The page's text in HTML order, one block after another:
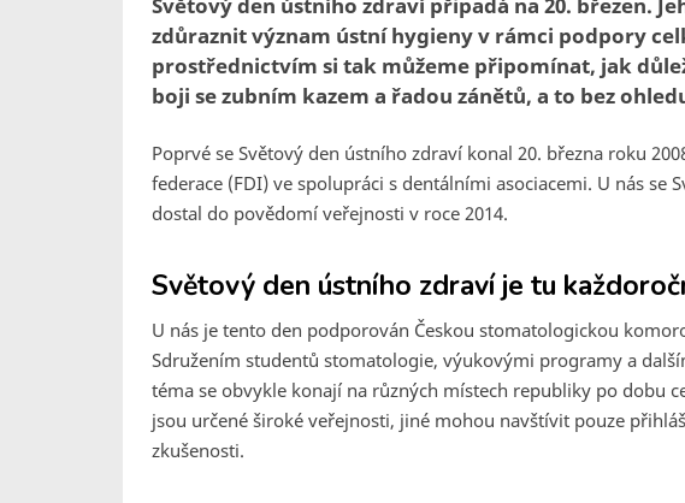
zdůraznit význam ústní hygieny v rámci podpory
prostřednictvím si tak můžeme připomínat, jak
boji se zubním kazem a řadou zánětů, a to bez
Poprvé se Světový den ústního zdraví konal 20. března roku
federace (FDI) ve spolupráci s dentálními asociacemi. U nás se
dostal do povědomí veřejnosti v roce 2014.
Světový den ústního zdraví je tu
U nás je tento den podporován Českou stomatologickou
Sdružením studentů stomatologie, výukovými programy a
téma se obvykle konají na různých místech republiky po dobu
jsou určené široké veřejnosti, jiné mohou navštívit pouze
zkušenosti.